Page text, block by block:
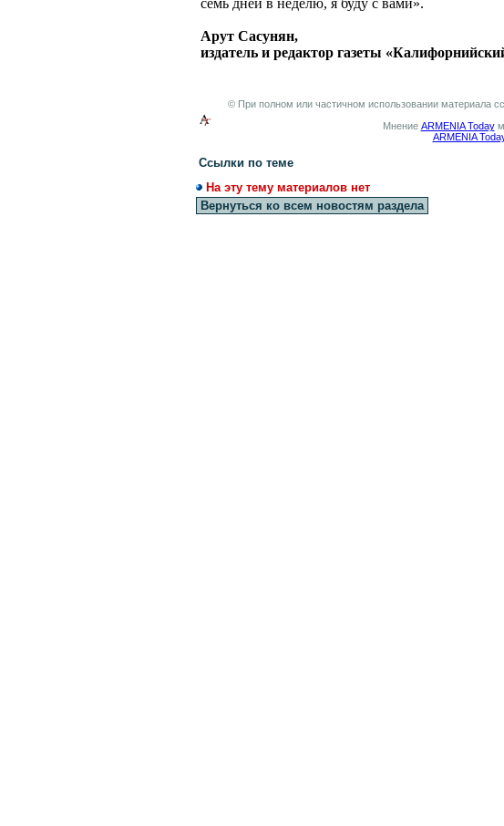
семь дней в неделю, я буду с вами».
Арут Сасунян,
издатель и редактор газеты
© При полном или частичном использовании материала
Мнение ARMENIA Today
ARMENIA
Ссылки по теме
На эту тему материалов нет
Вернуться ко всем новостям раздела